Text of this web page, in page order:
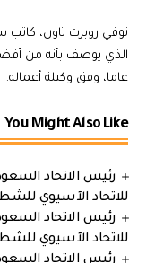
توفي روبرت تاون، كاتب
عاما، وفق وكيلة أعماله.
You Might Also Like
رئيس الاتحاد
للاتحاد الآسيوي
رئيس الاتحاد
للاتحاد الآسيوي